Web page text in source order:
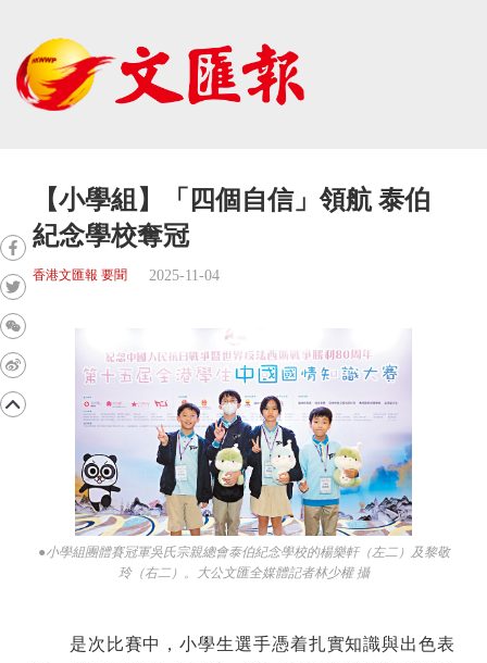
【小學組】「四個自信」領航 泰伯
紀念學校奪冠
香港文匯報 要聞 2025-11-04
●小學組團體賽冠軍吳氏宗親總會泰伯紀念學校的楊樂軒（左二）及黎敬
玲（右二）。大公文匯全媒體記者林少權 攝
是次比賽中，小學生選手憑着扎實知識與出色表